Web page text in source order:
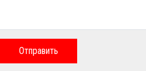
Отправить